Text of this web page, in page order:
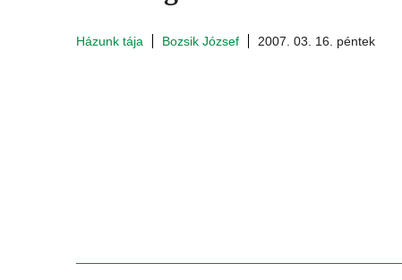
Házunk tája Bozsik József 2007. 03. 16. péntek